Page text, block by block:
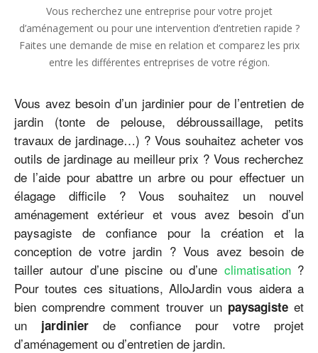
Vous recherchez une entreprise pour votre projet
d’aménagement ou pour une intervention d’entretien rapide ?
Faites une demande de mise en relation et comparez les prix
entre les différentes entreprises de votre région.
Vous avez besoin d’un jardinier pour de l’entretien de
jardin (tonte de pelouse, débroussaillage, petits
travaux de jardinage…) ? Vous souhaitez acheter vos
outils de jardinage au meilleur prix ? Vous recherchez
de l’aide pour abattre un arbre ou pour effectuer un
élagage difficile ? Vous souhaitez un nouvel
aménagement extérieur et vous avez besoin d’un
paysagiste de confiance pour la création et la
conception de votre jardin ? Vous avez besoin de
tailler autour d’une piscine ou d’une climatisation ?
Pour toutes ces situations, AlloJardin vous aidera a
bien comprendre comment trouver un paysagisteet
un jardinier de confiance pour votre projet
d’aménagement ou d’entretien de jardin.